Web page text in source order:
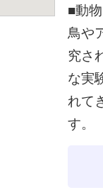
■動
鳥や
究さ
な実
れて
す。